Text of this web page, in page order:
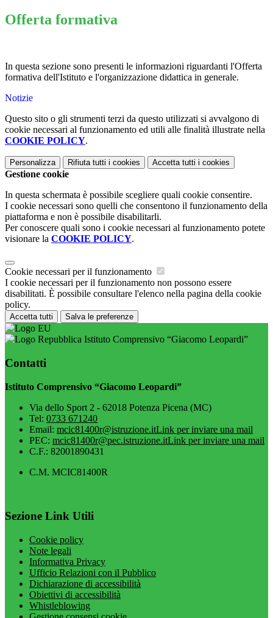
Offerta formativa
In questa sezione sono presenti le informazioni riguardanti l'Offerta
formativa dell'Istituto e l'organizzazione didattica in generale.
Notizie
Questo sito o gli strumenti terzi da questo utilizzati si avvalgono di
cookie necessari al funzionamento ed utili alle finalità illustrate nella
COOKIE POLICY.
Personalizza Rifiuta tutti i cookies Accetta tutti i cookies
Gestione cookie
In questa schermata è possibile scegliere quali cookie consentire.
I cookie necessari sono quelli che consentono il funzionamento della
piattaforma e non è possibile disabilitarli.
Per conoscere quali sono i cookie necessari al funzionamento potete
visionare la COOKIE POLICY.
Cookie necessari per il funzionamento
I cookie necessari per il funzionamento non possono essere
disabilitati. È possibile consultare l'elenco nella pagina della cookie
policy.
Accetta tutti Salva le preferenze
Istituto Comprensivo “Giacomo Leopardi”
Contatti
Istituto Comprensivo “Giacomo Leopardi”
Via dello Sport 2 - 62018 Potenza Picena (MC)
Tel: 0733 671240
Email: mcic81400r@istruzione.itLink per inviare una mail
PEC: mcic81400r@pec.istruzione.itLink per inviare una mail
C.F.: 82001890431
C.M. MCIC81400R
Sezione Link Utili
Cookie policy
Note legali
Informativa Privacy
Ufficio Relazioni con il Pubblico
Dichiarazione di accessibilità
Obiettivi di accessibilità
Whistleblowing